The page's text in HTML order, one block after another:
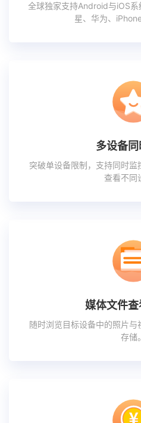
全球独家支持Android与iOS
星、华为、
多设备
突破单设备限制，支持同时
查看不同
媒体文件
随时浏览目标设备中的照片
存储。